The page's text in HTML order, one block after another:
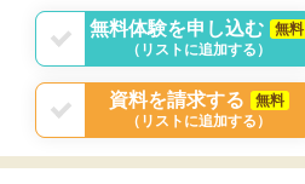
と感じました。
無料体験を申し込む
無料
（リストに追加する）
資料を請求する
無料
（リストに追加する）